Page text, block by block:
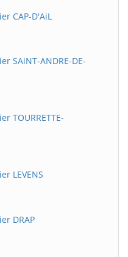
CAP-D'AiL
SAiNT-ANDRE-DE-
TOURRETTE-
LEVENS
DRAP